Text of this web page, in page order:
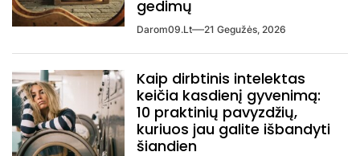
gedimų
Darom09.lt 21 Gegužės, 2026
Kaip dirbtinis intelektas
keičia kasdienį gyvenimą:
10 praktinių pavyzdžių,
kuriuos jau galite išbandyti
šiandien